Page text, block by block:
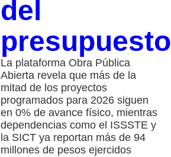
del
presupuesto
La plataforma Obra Pública
Abierta revela que más de la
mitad de los proyectos
programados para 2026 siguen
en 0% de avance físico, mientras
dependencias como el ISSSTE y
la SICT ya reportan más de 94
millones de pesos ejercidos